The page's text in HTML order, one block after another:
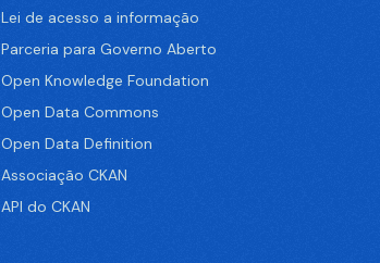
Lei de acesso a informação
Parceria para Governo Aberto
Open Knowledge Foundation
Open Data Commons
Open Data Definition
Associação CKAN
API do CKAN